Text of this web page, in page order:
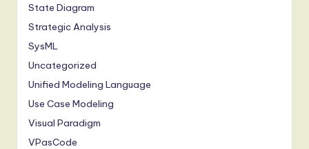
State Diagram
Strategic Analysis
SysML
Uncategorized
Unified Modeling Language
Use Case Modeling
Visual Paradigm
VPasCode